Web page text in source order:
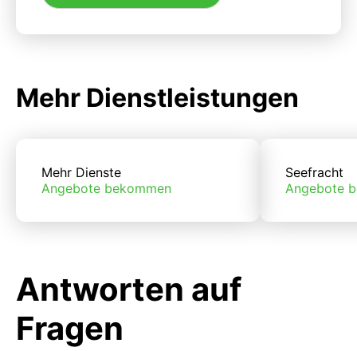
Mehr Dienstleistungen
Mehr Dienste
Angebote bekommen
Seefracht
Angebote
Antworten auf
Fragen